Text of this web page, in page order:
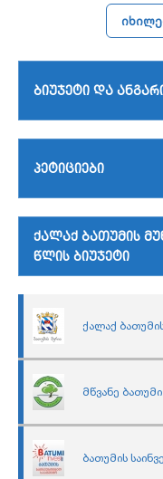
ბიუჯეტი და
პეტიციები
ქალაქ ბათუმის
წლის ბიუჯეტი
ქალაქ
მწვანე ბათუმი
ბათუმის